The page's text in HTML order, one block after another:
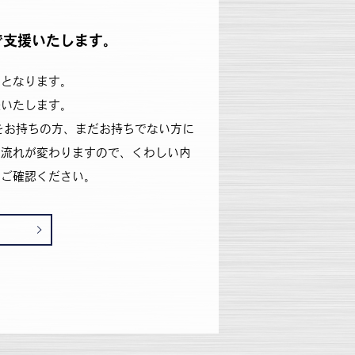
援いたします。
なります。
たします。
持ちの方、まだお持ちでない方に
れが変わりますので、くわしい内
確認ください。